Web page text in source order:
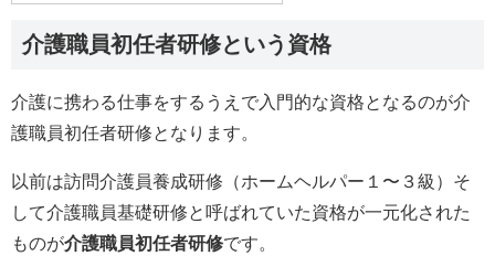
介護職員初任者研修という資格
介護に携わる仕事をするうえで入門的な資格となるのが介
護職員初任者研修となります。
以前は訪問介護員養成研修（ホームヘルパー１〜３級）そ
して介護職員基礎研修と呼ばれていた資格が一元化された
ものが介護職員初任者研修です。